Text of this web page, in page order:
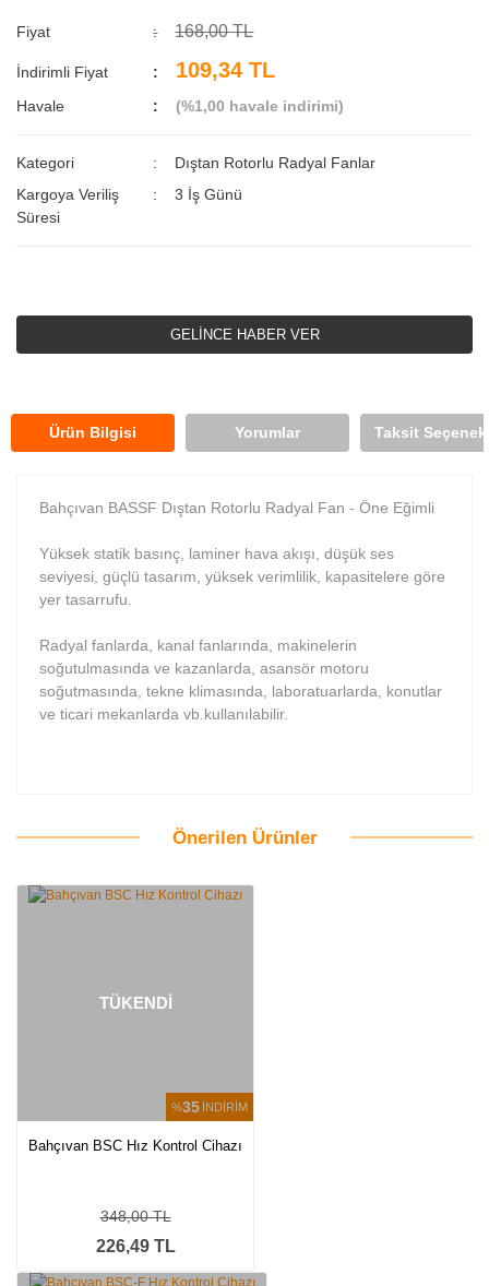
Fiyat 168,00 TL
İndirimli Fiyat 109,34 TL
Havale (%1,00 havale indirimi)
Kategori
Dıştan Rotorlu Radyal Fanlar
Kargoya Veriliş
Süresi
3 İş Günü
GELİNCE HABER VER
Ürün Bilgisi Yorumlar Taksit
Bahçıvan BASSF Dıştan Rotorlu Radyal Fan - Öne Eğimli
Yüksek statik basınç, laminer hava akışı, düşük ses
seviyesi, güçlü tasarım, yüksek verimlilik, kapasitelere göre
yer tasarrufu.
Radyal fanlarda, kanal fanlarında, makinelerin
soğutulmasında ve kazanlarda, asansör motoru
soğutmasında, tekne klimasında, laboratuarlarda, konutlar
ve ticari mekanlarda vb.kullanılabilir.
Önerilen Ürünler
%35 İNDİRİM
TÜKENDİ
Bahçıvan BSC Hız Kontrol Cihazı
226,49 TL
348,00 TL